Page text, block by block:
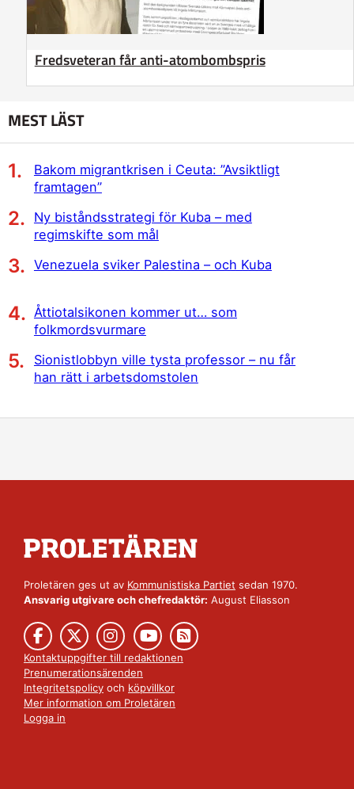
Fredsveteran får anti-atombombspris
MEST LÄST
Bakom migrantkrisen i Ceuta: ”Avsiktligt
framtagen”
Ny biståndsstrategi för Kuba – med
regimskifte som mål
Venezuela sviker Palestina – och Kuba
Åttiotalsikonen kommer ut… som
folkmordsvurmare
Sionistlobbyn ville tysta professor – nu får
han rätt i arbetsdomstolen
Proletären ges ut av Kommunistiska Partiet sedan 1970.
Ansvarig utgivare och chefredaktör: August Eliasson
Kontaktuppgifter till redaktionen
Prenumerationsärenden
Integritetspolicy och köpvillkor
Mer information om Proletären
Logga in